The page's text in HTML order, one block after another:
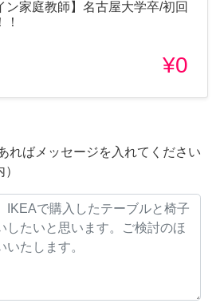
ン家庭教師】名古屋大学卒/初回
¥0
ればメッセージを入れてください